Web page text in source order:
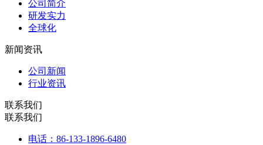
公司简介
研发实力
全球化
新闻资讯
公司新闻
行业资讯
联系我们
联系我们
电话：86-133-1896-6480